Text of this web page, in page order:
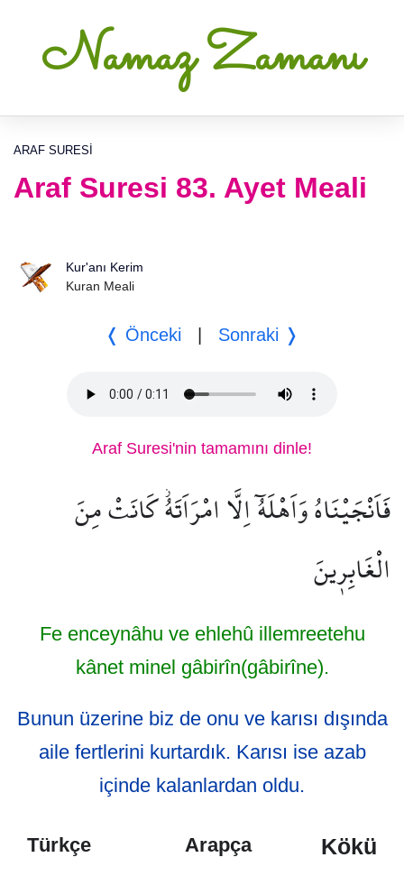
Namaz Zamanı
ARAF SURESI
Araf Suresi 83. Ayet Meali
Kur'anı Kerim
Kuran Meali
❬ Önceki Sonraki ❭
Araf Suresi'nin tamamını dinle!
فَاَنْجَيْنَاهُ وَاَهْلَهُٓ اِلَّا امْرَاَتَهُۘ كَانَتْ مِنَ
الْغَابِر۪ينَ
Fe enceynâhu ve ehlehû illemreetehu
kânet minel gâbirîn(gâbirîne).
Bunun üzerine biz de onu ve karısı dışında
aile fertlerini kurtardık. Karısı ise azab
içinde kalanlardan oldu.
Türkçe Arapça Kökü